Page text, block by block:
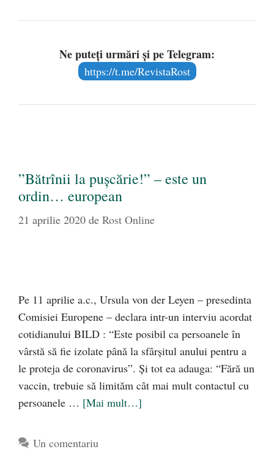
Ne puteți urmări și pe Telegram:
https://t.me/RevistaRost
”Bătrînii la pușcărie!” – este un
ordin… european
21 aprilie 2020 de Rost Online
Pe 11 aprilie a.c., Ursula von der Leyen – presedinta
Comisiei Europene – declara intr-un interviu acordat
cotidianului BILD : “Este posibil ca persoanele în
vârstă să fie izolate până la sfârşitul anului pentru a
le proteja de coronavirus”. Și tot ea adauga: “Fără un
vaccin, trebuie să limităm cât mai mult contactul cu
persoanele … [Mai mult…]
Un comentariu